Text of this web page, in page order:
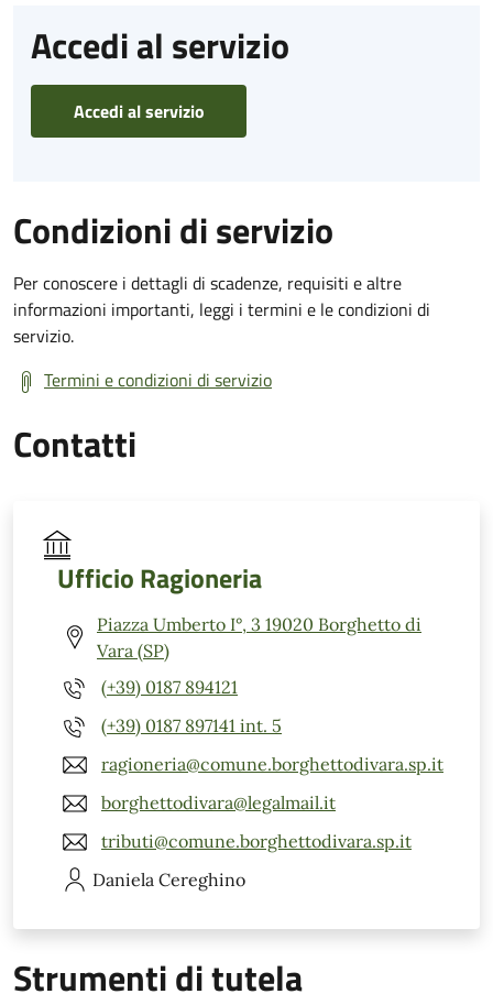
Accedi al servizio
Accedi al servizio
Condizioni di servizio
Per conoscere i dettagli di scadenze, requisiti e altre
informazioni importanti, leggi i termini e le condizioni di
servizio.
Termini e condizioni di servizio
Contatti
Ufficio Ragioneria
Piazza Umberto I°, 3 19020 Borghetto di
Vara (SP)
(+39) 0187 894121
(+39) 0187 897141 int. 5
ragioneria@comune.borghettodivara.sp.it
borghettodivara@legalmail.it
tributi@comune.borghettodivara.sp.it
Daniela Cereghino
Strumenti di tutela